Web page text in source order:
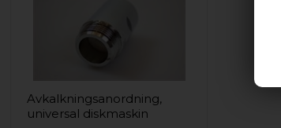
Avkalkningsanordning,
universal diskmaskin